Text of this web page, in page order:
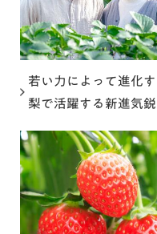
若い力によって進化
梨で活躍する新進気